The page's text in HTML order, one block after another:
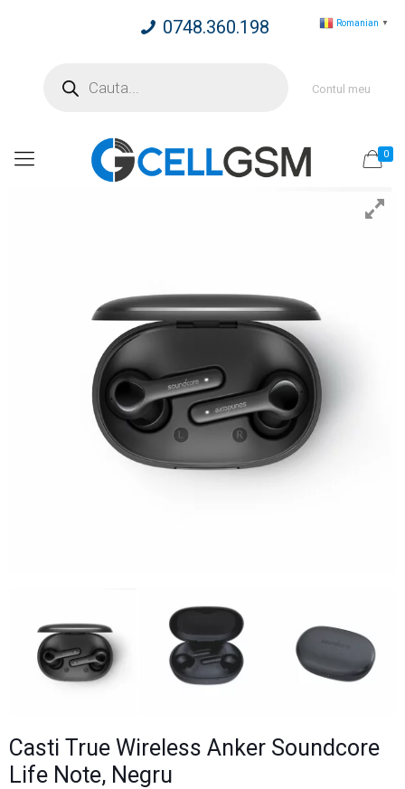
0748.360.198
search
Contul meu
0
Casti True Wireless Anker Soundcore
Life Note, Negru
Romanian ▼